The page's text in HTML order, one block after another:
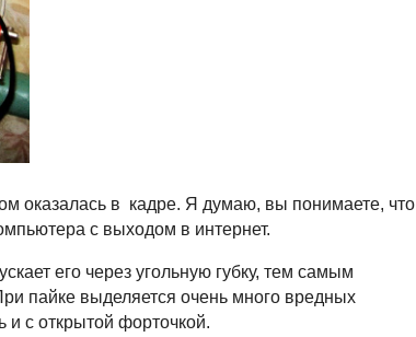
оказалась в кадре. Я думаю, вы понимаете, что
с выходом в интернет.
его через угольную губку, тем самым
пайке выделяется очень много вредных
и с открытой форточкой.